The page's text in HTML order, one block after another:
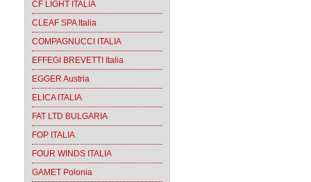
CF LIGHT ITALIA
CLEAF SPA Italia
COMPAGNUCCI ITALIA
EFFEGI BREVETTI Italia
EGGER Austria
ELICA ITALIA
FAT LTD BULGARIA
FOP ITALIA
FOUR WINDS ITALIA
GAMET Polonia